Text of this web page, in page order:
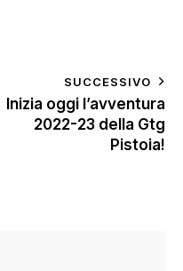
SUCCESSIVO
Inizia oggi l’avventura
2022-23 della Gtg
Pistoia!